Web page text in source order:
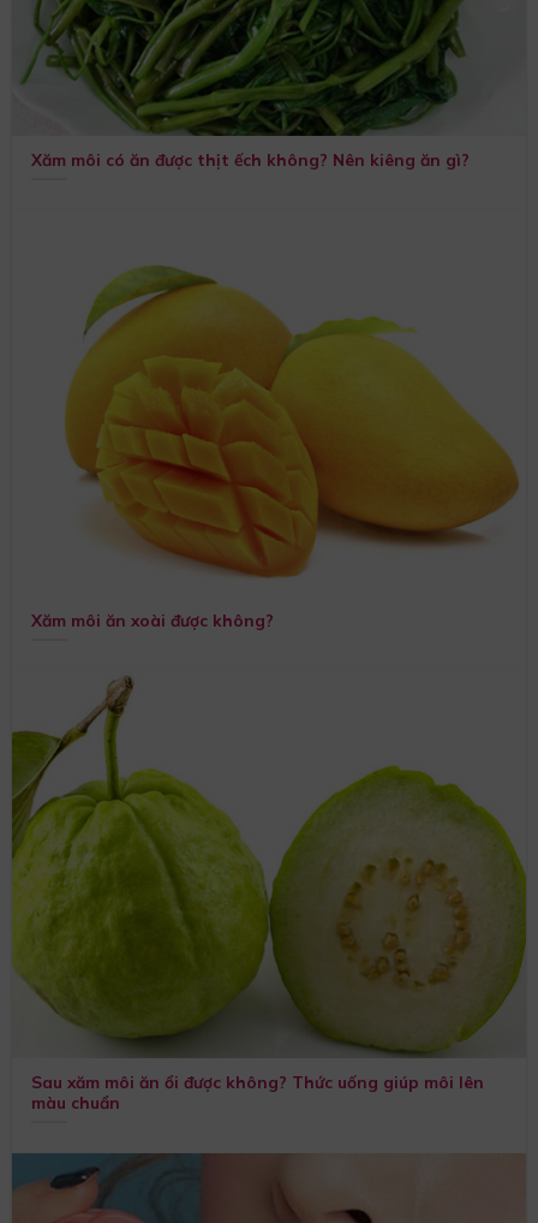
Xăm môi có ăn được thịt ếch không? Nên kiêng ăn gì?
Xăm môi ăn xoài được không?
Sau xăm môi ăn ổi được không? Thức uống giúp môi lên
màu chuẩn